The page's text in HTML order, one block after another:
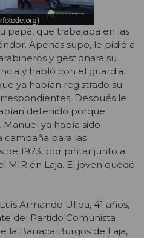
papá, que trabajaba en las
Apenas supo, le pidió a
y gestionara su
y habló con el guardia
ya habían registrado su
Después le
detenido porque
Manuel ya había sido
campaña para las
de 1973, por pintar junto a
MIR en Laja. El joven quedó
Armando Ulloa, 41 años,
del Partido Comunista
la Barraca Burgos de Laja,